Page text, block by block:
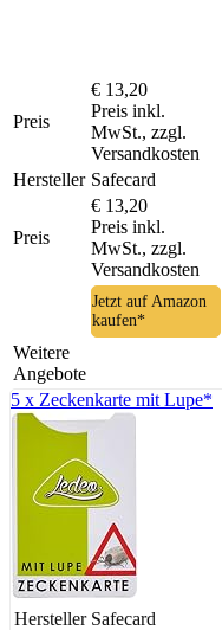
Preis
€ 13,20
Preis inkl.
MwSt., zzgl.
Versandkosten
Hersteller Safecard
Preis
€ 13,20
Preis inkl.
MwSt., zzgl.
Versandkosten
Jetzt auf Amazon
kaufen*
Weitere
Angebote
5 x Zeckenkarte mit Lupe*
Hersteller Safecard